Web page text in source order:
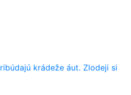
krádeže áut. Zlodeji si